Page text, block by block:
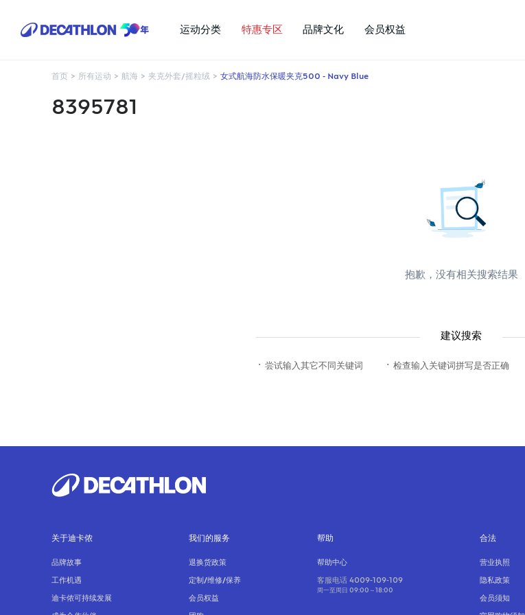
运动分类 特惠专区 品牌文化 会员权益
首页 > 所有运动 > 航海 > 夹克外套/摇粒绒 > 女式航海防水保暖夹克500 - Navy Blue
8395781
抱歉，没有相关搜索结果
建议搜索
· 尝试输入其它不同关键词 · 检查输入关键词拼写是否正确
关于迪卡侬
品牌故事
工作机遇
迪卡侬可持续发展
我们的服务
退换货政策
定制/维修/保养
会员权益
帮助
帮助中心
客服电话 4009-109-109
周一至周日 09:00～18:00
合法
营业执照
隐私政策
会员须知